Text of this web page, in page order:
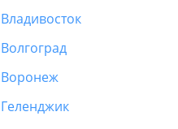
Владивосток
Волгоград
Воронеж
Геленджик